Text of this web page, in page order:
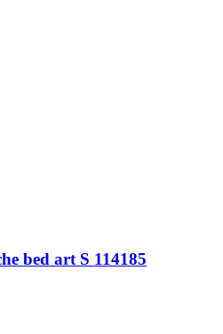
bed art S 114185